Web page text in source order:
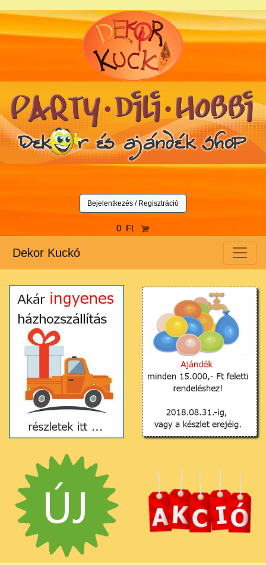
Bejelentkezés / Regisztráció
0 Ft
Dekor Kuckó